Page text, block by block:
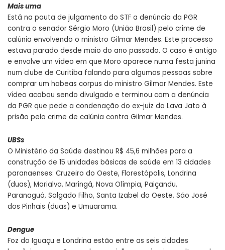
Mais uma
Está na pauta de julgamento do STF a denúncia da PGR
contra o senador Sérgio Moro (União Brasil) pelo crime de
calúnia envolvendo o ministro Gilmar Mendes. Este processo
estava parado desde maio do ano passado. O caso é antigo
e envolve um vídeo em que Moro aparece numa festa junina
num clube de Curitiba falando para algumas pessoas sobre
comprar um habeas corpus do ministro Gilmar Mendes. Este
vídeo acabou sendo divulgado e terminou com a denúncia
da PGR que pede a condenação do ex-juiz da Lava Jato à
prisão pelo crime de calúnia contra Gilmar Mendes.
UBSs
O Ministério da Saúde destinou R$ 45,6 milhões para a
construção de 15 unidades básicas de saúde em 13 cidades
paranaenses: Cruzeiro do Oeste, Florestópolis, Londrina
(duas), Marialva, Maringá, Nova Olímpia, Paiçandu,
Paranaguá, Salgado Filho, Santa Izabel do Oeste, São José
dos Pinhais (duas) e Umuarama.
Dengue
Foz do Iguaçu e Londrina estão entre as seis cidades